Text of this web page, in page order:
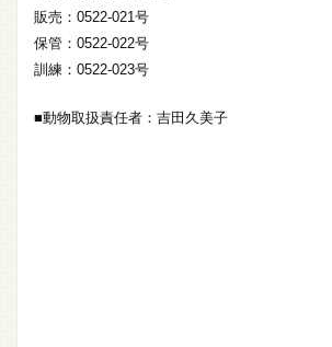
販売：0522-021号
保管：0522-022号
訓練：0522-023号
■動物取扱責任者：吉田久美子